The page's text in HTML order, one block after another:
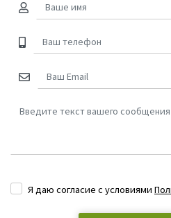
Я даю согласие с условиями